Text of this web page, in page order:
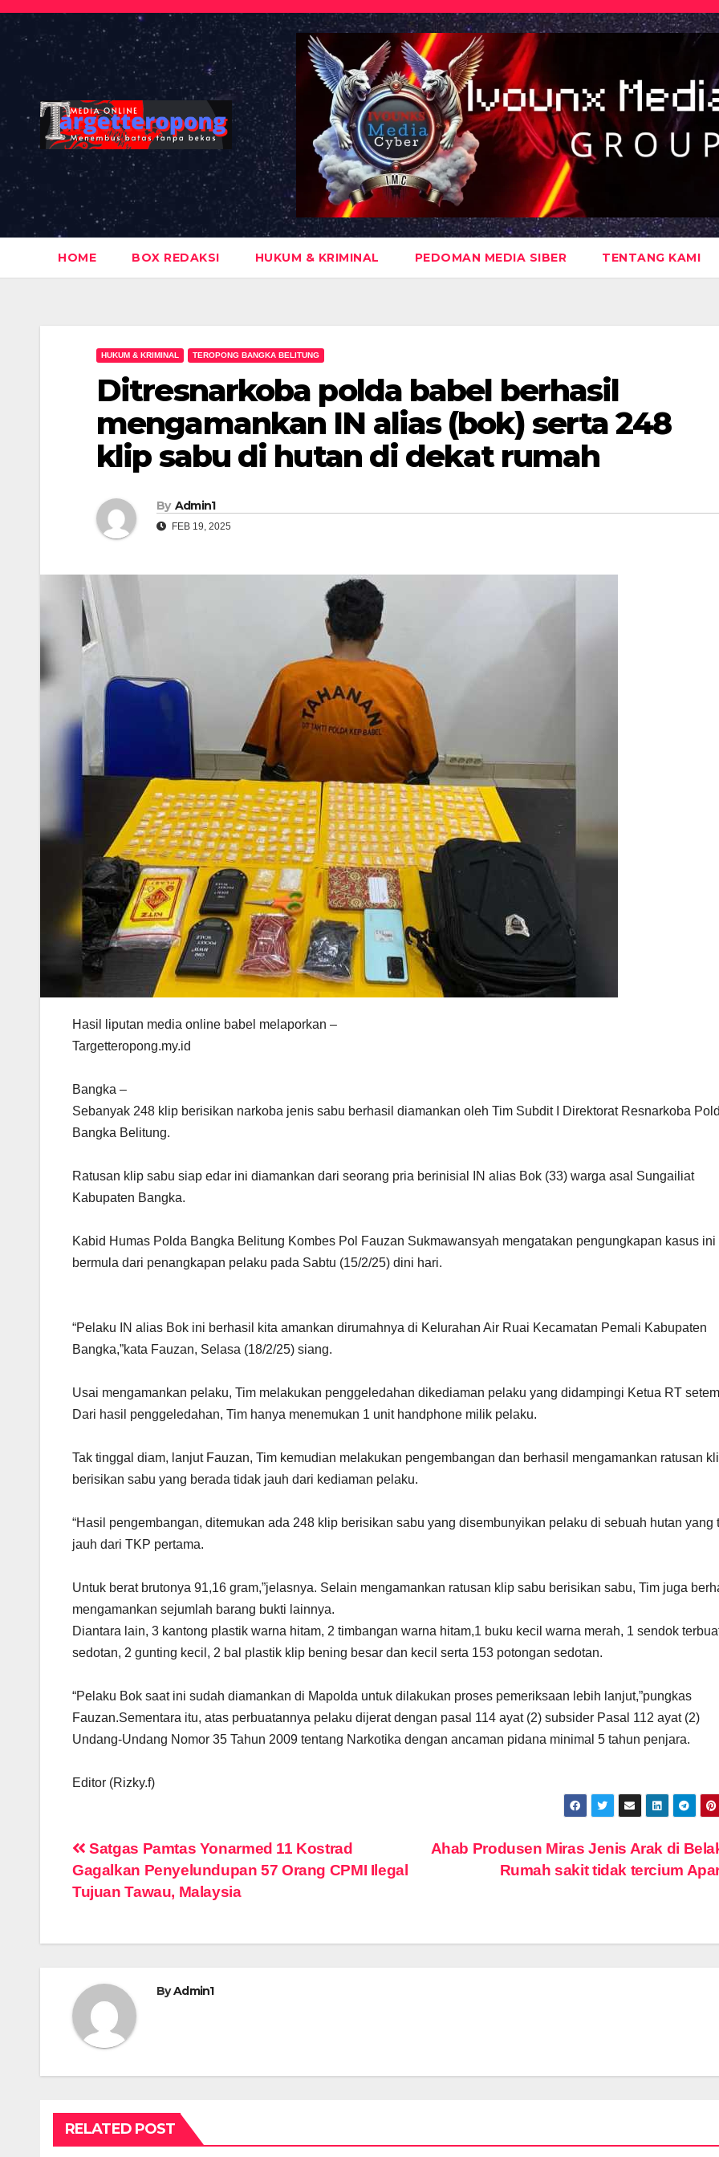
Skip
content
HOME BOX REDAKSI HUKUM & KRIMINAL PEDOMAN MEDIA SIBER TENTANG KAMI
HUKUM & KRIMINAL TEROPONG BANGKA BELITUNG
Ditresnarkoba polda babel berhasil
mengamankan IN alias (bok) serta 248
klip sabu di hutan di dekat rumah
By Admin1
FEB 19, 2025
Hasil liputan media online babel melaporkan –
Targetteropong.my.id
Bangka –
Sebanyak 248 klip berisikan narkoba jenis sabu berhasil diamankan oleh Tim Subdit I Direktorat Resnarkoba
Bangka Belitung.
Ratusan klip sabu siap edar ini diamankan dari seorang pria berinisial IN alias Bok (33) warga asal Sungailiat
Kabupaten Bangka.
Kabid Humas Polda Bangka Belitung Kombes Pol Fauzan Sukmawansyah mengatakan pengungkapan kasus ini
bermula dari penangkapan pelaku pada Sabtu (15/2/25) dini hari.
“Pelaku IN alias Bok ini berhasil kita amankan dirumahnya di Kelurahan Air Ruai Kecamatan Pemali Kabupaten
Bangka,”kata Fauzan, Selasa (18/2/25) siang.
Usai mengamankan pelaku, Tim melakukan penggeledahan dikediaman pelaku yang didampingi Ketua RT
Dari hasil penggeledahan, Tim hanya menemukan 1 unit handphone milik pelaku.
Tak tinggal diam, lanjut Fauzan, Tim kemudian melakukan pengembangan dan berhasil mengamankan ratusan
berisikan sabu yang berada tidak jauh dari kediaman pelaku.
“Hasil pengembangan, ditemukan ada 248 klip berisikan sabu yang disembunyikan pelaku di sebuah hutan yang
jauh dari TKP pertama.
Untuk berat brutonya 91,16 gram,”jelasnya. Selain mengamankan ratusan klip sabu berisikan sabu, Tim juga
mengamankan sejumlah barang bukti lainnya.
Diantara lain, 3 kantong plastik warna hitam, 2 timbangan warna hitam,1 buku kecil warna merah, 1 sendok
sedotan, 2 gunting kecil, 2 bal plastik klip bening besar dan kecil serta 153 potongan sedotan.
“Pelaku Bok saat ini sudah diamankan di Mapolda untuk dilakukan proses pemeriksaan lebih lanjut,”pungkas
Fauzan.Sementara itu, atas perbuatannya pelaku dijerat dengan pasal 114 ayat (2) subsider Pasal 112 ayat (2)
Undang-Undang Nomor 35 Tahun 2009 tentang Narkotika dengan ancaman pidana minimal 5 tahun penjara.
Editor (Rizky.f)
Navigasi
pos
Ahab Produsen Miras Jenis Arak di
Rumah sakit tidak tercium
Satgas Pamtas Yonarmed 11 Kostrad
Gagalkan Penyelundupan 57 Orang CPMI Ilegal
Tujuan Tawau, Malaysia
ByAdmin1
RELATED POST